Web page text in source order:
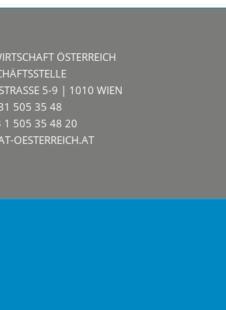
ÖSTERREICH
5-9 | 1010 WIEN
505 35 48
1 505 35 48 20
OESTERREICH.AT